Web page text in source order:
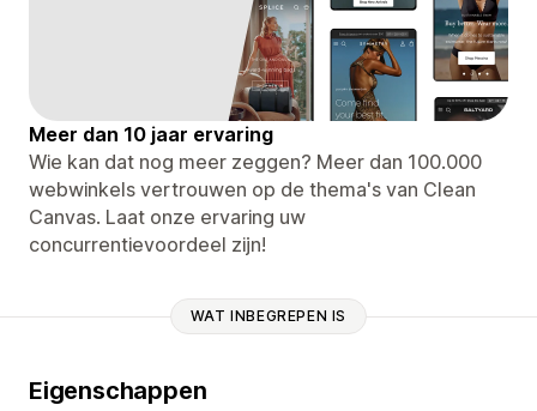
Meer dan 10 jaar ervaring
Wie kan dat nog meer zeggen? Meer dan 100.000
webwinkels vertrouwen op de thema's van Clean
Canvas. Laat onze ervaring uw
concurrentievoordeel zijn!
WAT INBEGREPEN IS
Eigenschappen